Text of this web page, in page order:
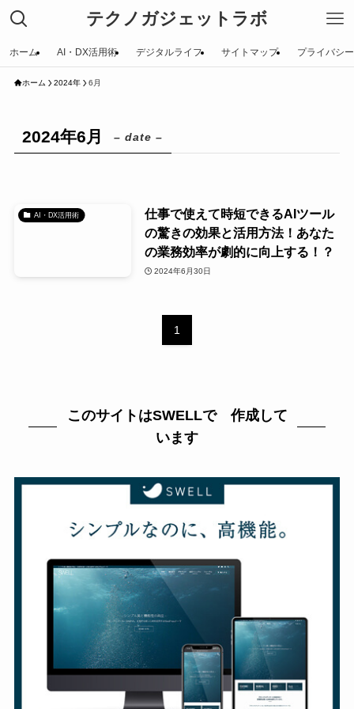
テクノガジェットラボ
ホーム AI・DX活用術 デジタルライフ サイトマップ プライバシ
ホーム 2024年 6月
2024年6月 – date –
AI・DX活用術
仕事で使えて時短できるAIツール
の驚きの効果と活用方法！あなた
の業務効率が劇的に向上する！？
2024年6月30日
1
このサイトはSWELLで 作成して
います